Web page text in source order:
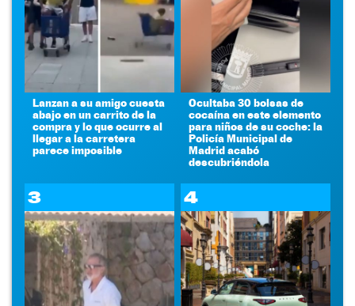
Lanzan a su amigo cuesta
abajo en un carrito de la
compra y lo que ocurre al
llegar a la carretera
parece imposible
Ocultaba 30 bolsas de
cocaína en este elemento
para niños de su coche: la
Policía Municipal de
Madrid acabó
descubriéndola
3 4